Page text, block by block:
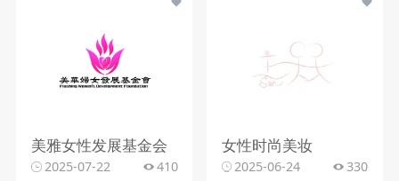
美雅女性发展基金会
2025-07-22 410
女性时尚美妆
2025-06-24 330